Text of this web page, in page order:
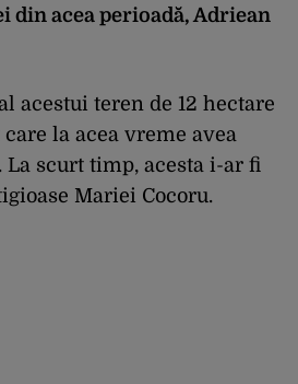
din acea perioadă, Adriean
acestui teren de 12 hectare
la acea vreme avea
La scurt timp, acesta i-ar fi
Mariei Cocoru.